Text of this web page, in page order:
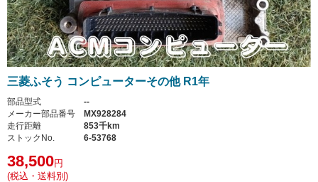
三菱ふそう コンピューターその他 R1年
部品型式
--
メーカー部品番号
MX928284
走行距離
853千km
ストックNo.
6-53768
38,500円
(税込・送料別)